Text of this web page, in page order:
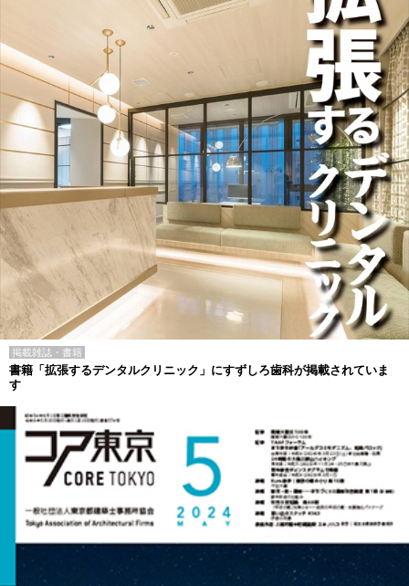
掲載雑誌・書籍
書籍「拡張するデンタルクリニック」にすずしろ歯科が掲載されていま
す